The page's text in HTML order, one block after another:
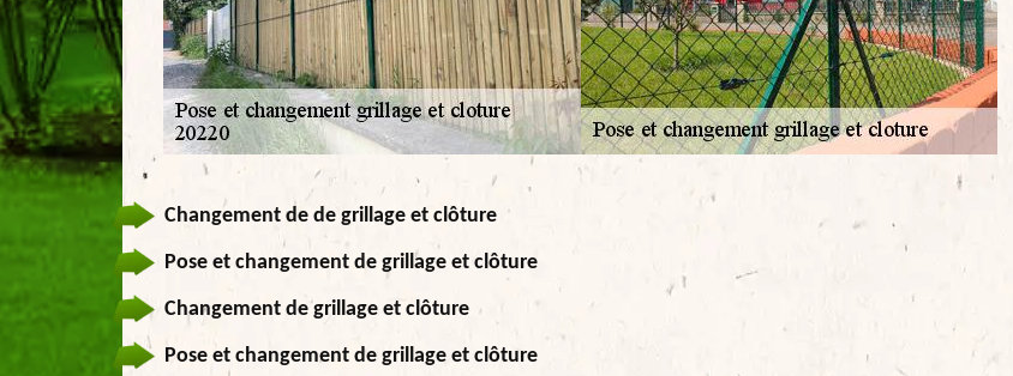
Changement de de grillage et clôture
Pose et changement de grillage et clôture
Changement de grillage et clôture
Pose et changement de grillage et clôture